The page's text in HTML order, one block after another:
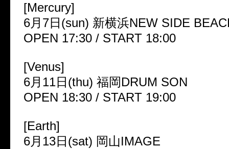
[Mercury]
6月7日(sun) 新横浜NEW SIDE
OPEN 17:30 / START 18:00
[Venus]
6月11日(thu) 福岡DRUM SON
OPEN 18:30 / START 19:00
[Earth]
6月13日(sat) 岡山IMAGE